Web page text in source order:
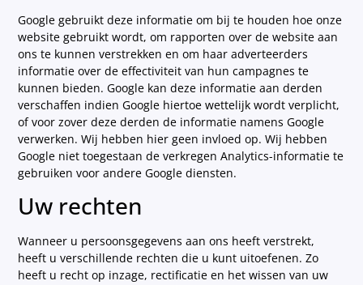
Google gebruikt deze informatie om bij te houden hoe onze
website gebruikt wordt, om rapporten over de website aan
ons te kunnen verstrekken en om haar adverteerders
informatie over de effectiviteit van hun campagnes te
kunnen bieden. Google kan deze informatie aan derden
verschaffen indien Google hiertoe wettelijk wordt verplicht,
of voor zover deze derden de informatie namens Google
verwerken. Wij hebben hier geen invloed op. Wij hebben
Google niet toegestaan de verkregen Analytics-informatie te
gebruiken voor andere Google diensten.
Uw rechten
Wanneer u persoonsgegevens aan ons heeft verstrekt,
heeft u verschillende rechten die u kunt uitoefenen. Zo
heeft u recht op inzage, rectificatie en het wissen van uw